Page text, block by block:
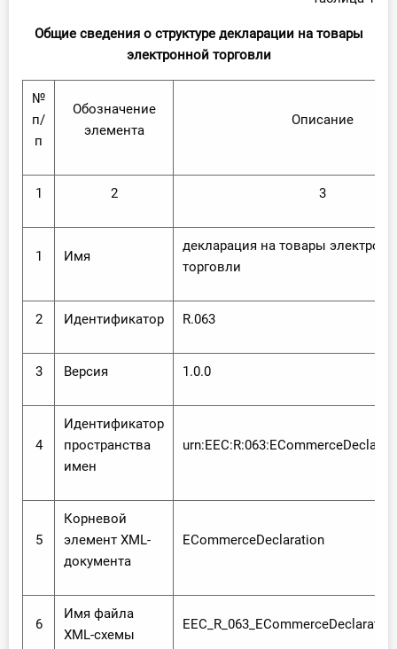
Общие сведения о структуре декларации на товары
электронной торговли
№
п/
п
Обозначение
элемента
Описание
1 2 3
1 Имя
декларация на товары
торговли
2 Идентификатор R.063
3 Версия 1.0.0
4
Идентификатор
пространства
имен
5
Корневой
элемент XML-
документа
ECommerceDeclaration
6
Имя файла
XML-схемы